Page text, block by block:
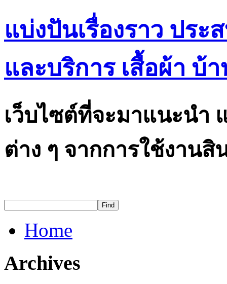
แบ่งปันเรื่องราว ปร
และบริการ เสื้อผ้า บ้
เว็บไซต์ที่จะมาแนะนำ
ต่าง ๆ จากการใช้งาน
Home
Archives